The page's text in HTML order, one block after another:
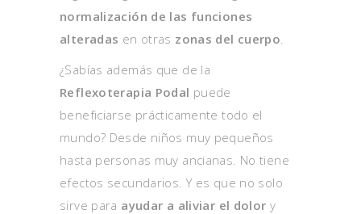
normalización de las funciones
alteradas en otras zonas del cuerpo
¿Sabías además que de la
Reflexoterapia Podal puede
beneficiarse prácticamente todo el
mundo? Desde niños muy pequeños
hasta personas muy ancianas. No tiene
efectos secundarios. Y es que no solo
sirve para ayudar a aliviar el dolor y